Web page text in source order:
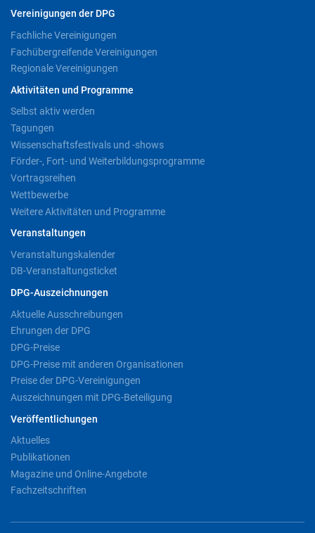
Vereinigungen der DPG
Fachliche Vereinigungen
Fachübergreifende Vereinigungen
Regionale Vereinigungen
Aktivitäten und Programme
Selbst aktiv werden
Tagungen
Wissenschaftsfestivals und -shows
Förder-, Fort- und Weiterbildungsprogramme
Vortragsreihen
Wettbewerbe
Weitere Aktivitäten und Programme
Veranstaltungen
Veranstaltungskalender
DB-Veranstaltungsticket
DPG-Auszeichnungen
Aktuelle Ausschreibungen
Ehrungen der DPG
DPG-Preise
DPG-Preise mit anderen Organisationen
Preise der DPG-Vereinigungen
Auszeichnungen mit DPG-Beteiligung
Veröffentlichungen
Aktuelles
Publikationen
Magazine und Online-Angebote
Fachzeitschriften